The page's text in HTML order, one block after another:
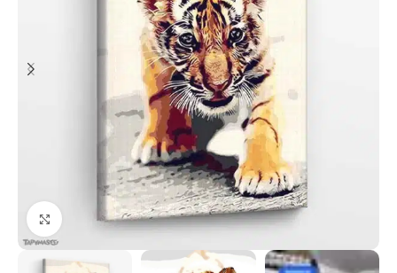
Paspauskite, kad priartinti